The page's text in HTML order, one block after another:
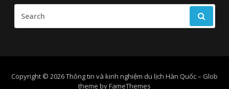
FOR:
Copyright © 2026 Thông tin và kinh nghiệm du lịch Hàn Quốc– Glob
theme byFameThemes